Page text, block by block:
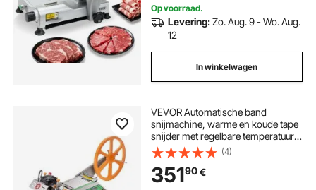
Op voorraad.
Levering:Zo. Aug. 9 - Wo. Aug.
12
In winkelwagen
VEVOR Automatische band
snijmachine, warme en koude tape
snijder met regelbare temperatuur
en LCD-scherm, rits tape snijder
voor nylon banden, elastiekjes,
schoenveters
(4)
35190€